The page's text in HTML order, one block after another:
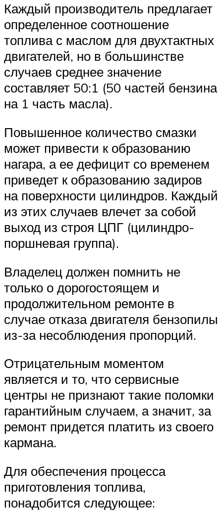
Каждый производитель предлагает
определенное соотношение
топлива с маслом для двухтактных
двигателей, но в большинстве
случаев среднее значение
составляет 50:1 (50 частей бензина
на 1 часть масла).
Повышенное количество смазки
может привести к образованию
нагара, а ее дефицит со временем
приведет к образованию задиров
на поверхности цилиндров. Каждый
из этих случаев влечет за собой
выход из строя ЦПГ (цилиндро-
поршневая группа).
Владелец должен помнить не
только о дорогостоящем и
продолжительном ремонте в
случае отказа двигателя бензопилы
из-за несоблюдения пропорций.
Отрицательным моментом
является и то, что сервисные
центры не признают такие поломки
гарантийным случаем, а значит, за
ремонт придется платить из своего
кармана.
Для обеспечения процесса
приготовления топлива,
понадобится следующее: